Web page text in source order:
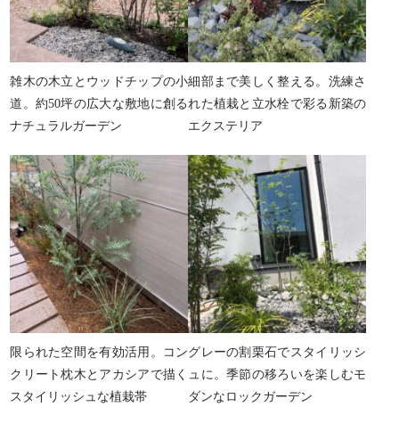
雑木の木立とウッドチップの小
道。約50坪の広大な敷地に創る
ナチュラルガーデン
細部まで美しく整える。洗練さ
れた植栽と立水栓で彩る新築の
エクステリア
限られた空間を有効活用。コン
クリート枕木とアカシアで描く
スタイリッシュな植栽帯
グレーの割栗石でスタイリッシ
ュに。季節の移ろいを楽しむモ
ダンなロックガーデン